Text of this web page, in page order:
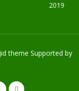
2019
theme Supported by